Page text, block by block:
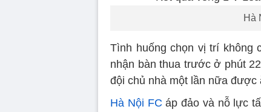
Hà
Tình huống chọn vị trí không
nhận bàn thua trước ở phút
đội chủ nhà một lần nữa được
Hà Nội FC áp đảo và nỗ lực